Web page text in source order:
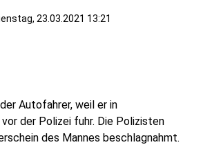
23.03.2021 13:21
Autofahrer, weil er in
der Polizei fuhr. Die Polizisten
des Mannes beschlagnahmt.